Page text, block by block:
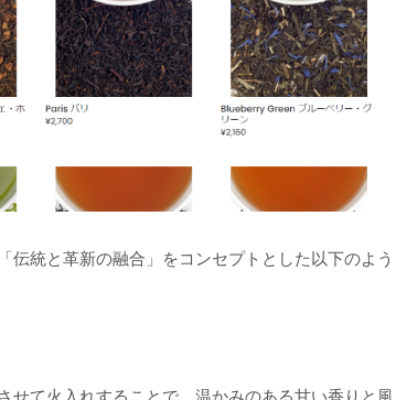
統と革新の融合」をコンセプトとした以下のよう